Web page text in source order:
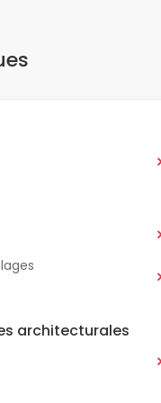
architecturales